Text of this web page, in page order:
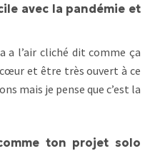
avec la pandémie et
a l’air cliché dit comme ça
cœur et être très ouvert à ce
mais je pense que c’est la
ton projet solo